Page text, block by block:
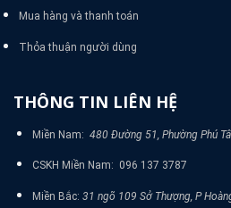
Mua hàng và thanh toán
Thỏa thuận người dùng
THÔNG TIN LIÊN HỆ
Miền Nam: 480 Đường 51, Phường Phú
CSKH Miền Nam: 096 137 3787
Miền Bắc: 31 ngõ 109 Sở Thượng, P